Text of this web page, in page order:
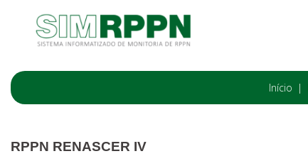
Início
RPPN RENASCER IV